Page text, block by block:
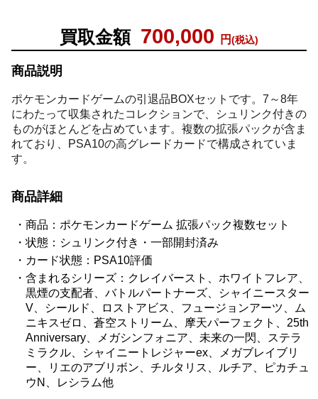
買取金額 700,000 円(税込)
商品説明
ポケモンカードゲームの引退品BOXセットです。7～8年
にわたって収集されたコレクションで、シュリンク付きの
ものがほとんどを占めています。複数の拡張パックが含ま
れており、PSA10の高グレードカードで構成されていま
す。
商品詳細
商品：ポケモンカードゲーム 拡張パック複数セット
状態：シュリンク付き・一部開封済み
カード状態：PSA10評価
含まれるシリーズ：クレイバースト、ホワイトフレア、
黒煙の支配者、バトルパートナーズ、シャイニースター
V、シールド、ロストアビス、フュージョンアーツ、ム
ニキスゼロ、蒼空ストリーム、摩天パーフェクト、25th
Anniversary、メガシンフォニア、未来の一閃、ステラ
ミラクル、シャイニートレジャーex、メガブレイブリ
ー、リエのアブリボン、チルタリス、ルチア、ピカチュ
ウN、レシラム他